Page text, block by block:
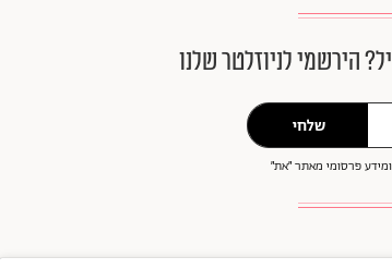
הירשמי לניוזלטר שלנו
שלחי
פרסומי מאתר ״את״